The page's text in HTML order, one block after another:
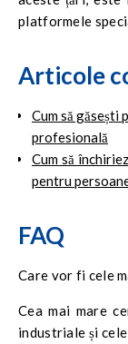
platformele
Articole
Cum să găsești
profesională
Cum să
pentru
FAQ
Care vor fi cele
Cea mai mare
industriale și